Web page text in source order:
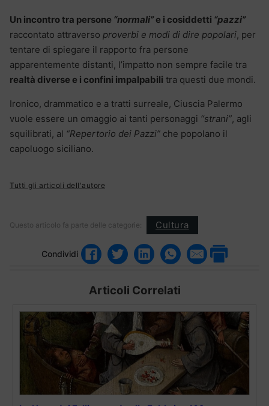
Un incontro tra persone “normali”e i cosiddetti “pazzi”
raccontato attraverso proverbi e modi di dire popolari, per
tentare di spiegare il rapporto fra persone
apparentemente distanti, l’impatto non sempre facile tra
realtà diverse e i confini impalpabili tra questi due mondi.
Ironico, drammatico e a tratti surreale, Ciuscia Palermo
vuole essere un omaggio ai tanti personaggi “strani”, agli
squilibrati, al “Repertorio dei Pazzi” che popolano il
capoluogo siciliano.
Tutti gli articoli dell'autore
Questo articolo fa parte delle categorie: Cultura
Condividi
Articoli Correlati